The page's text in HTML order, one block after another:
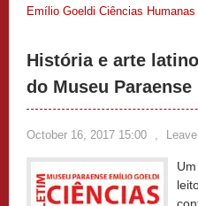
Emílio Goeldi Ciências Humanas
História e arte
do Museu
October 16, 2017 15:00 ,